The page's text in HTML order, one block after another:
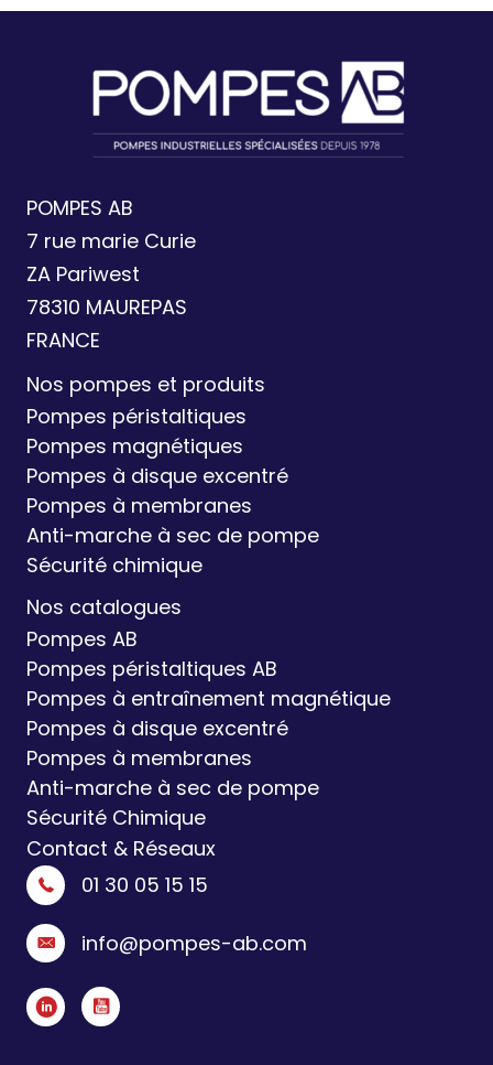
POMPES AB
7 rue marie Curie
ZA Pariwest
78310 MAUREPAS
FRANCE
Nos pompes et produits
Pompes péristaltiques
Pompes magnétiques
Pompes à disque excentré
Pompes à membranes
Anti-marche à sec de pompe
Sécurité chimique
Nos catalogues
Pompes AB
Pompes péristaltiques AB
Pompes à entraînement magnétique
Pompes à disque excentré
Pompes à membranes
Anti-marche à sec de pompe
Sécurité Chimique
Contact & Réseaux
01 30 05 15 15
info@pompes-ab.com